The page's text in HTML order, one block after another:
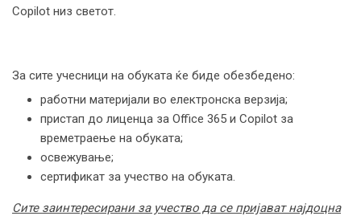
Copilot низ светот.
За сите учесници на обуката ќе биде обезбедено:
работни материјали во електронска верзија;
пристап до лиценца за Office 365 и Copilot за
времетраење на обуката;
освежување;
сертификат за учество на обуката.
Сите заинтересирани за учество да се пријават најдоцна